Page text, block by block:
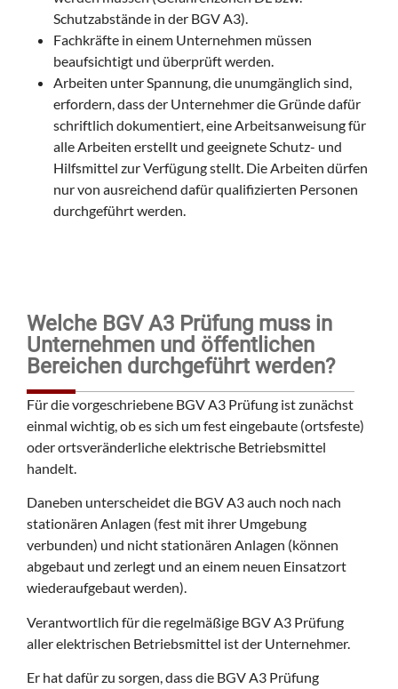
Schutzabstände in der BGV A3).
Fachkräfte in einem Unternehmen müssen
beaufsichtigt und überprüft werden.
Arbeiten unter Spannung, die unumgänglich sind,
erfordern, dass der Unternehmer die Gründe dafür
schriftlich dokumentiert, eine Arbeitsanweisung für
alle Arbeiten erstellt und geeignete Schutz- und
Hilfsmittel zur Verfügung stellt. Die Arbeiten dürfen
nur von ausreichend dafür qualifizierten Personen
durchgeführt werden.
Welche BGV A3 Prüfung muss in
Unternehmen und öffentlichen
Bereichen durchgeführt werden?
Für die vorgeschriebene BGV A3 Prüfung ist zunächst
einmal wichtig, ob es sich um fest eingebaute (ortsfeste)
oder ortsveränderliche elektrische Betriebsmittel
handelt.
Daneben unterscheidet die BGV A3 auch noch nach
stationären Anlagen (fest mit ihrer Umgebung
verbunden) und nicht stationären Anlagen (können
abgebaut und zerlegt und an einem neuen Einsatzort
wiederaufgebaut werden).
Verantwortlich für die regelmäßige BGV A3 Prüfung
aller elektrischen Betriebsmittel ist der Unternehmer.
Er hat dafür zu sorgen, dass die BGV A3 Prüfung